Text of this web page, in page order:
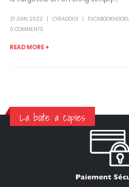
21 JUIN 2022 CYRADOUX
0 COMMENTS
READ MORE +
La boite a copies